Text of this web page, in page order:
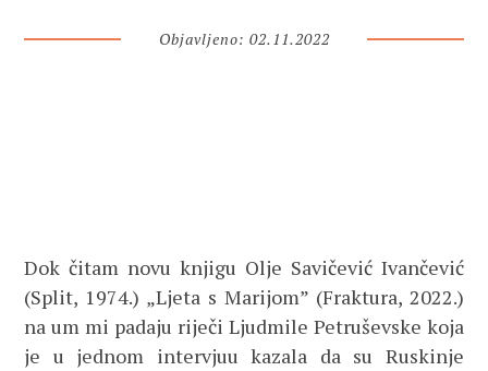
Objavljeno: 02.11.2022
Dok čitam novu knjigu Olje Savičević Ivančević
(Split, 1974.) „Ljeta s Marijom” (Fraktura, 2022.)
na um mi padaju riječi Ljudmile Petruševske koja
je u jednom intervjuu kazala da su Ruskinje